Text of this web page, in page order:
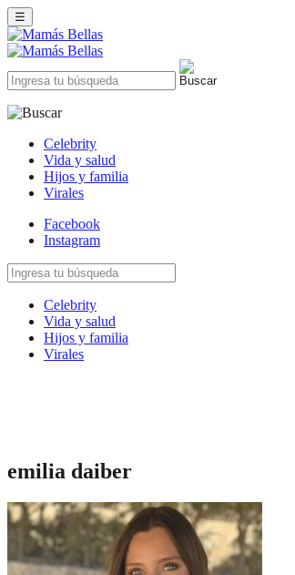
☰
Celebrity
Vida y salud
Hijos y familia
Virales
Facebook
Instagram
Celebrity
Vida y salud
Hijos y familia
Virales
emilia daiber